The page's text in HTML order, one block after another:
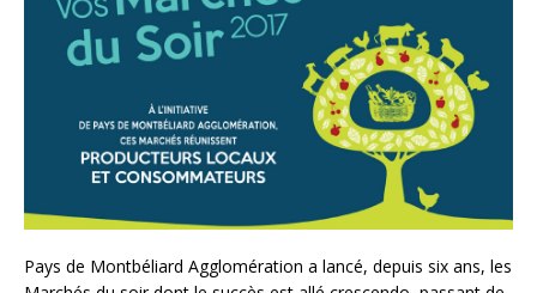
Pays de Montbéliard Agglomération a lancé, depuis six ans, les